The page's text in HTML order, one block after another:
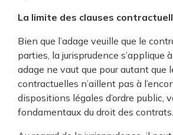
La limite des clauses
Bien que l’adage veuille que le
parties, la jurisprudence s’applique
adage ne vaut que pour autant que
contractuelles n’aillent pas à
dispositions légales d’ordre public,
fondamentaux du droit des contrats.